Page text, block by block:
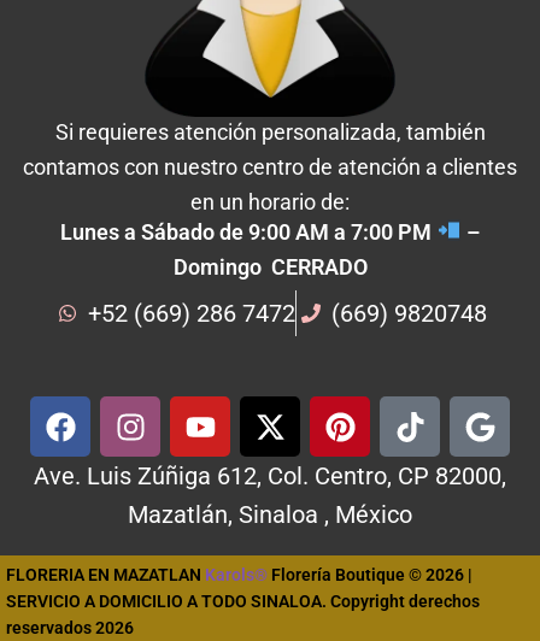
Si requieres atención personalizada, también
contamos con nuestro centro de atención a clientes
en un horario de:
Lunes a Sábado de 9:00 AM a 7:00 PM
–
Domingo CERRADO
+52 (669) 286 7472 (669) 9820748
Ave. Luis Zúñiga 612, Col. Centro, CP 82000,
Mazatlán, Sinaloa , México
FLORERIA EN MAZATLAN Karols® Florería Boutique © 2026 |
SERVICIO A DOMICILIO A TODO SINALOA. Copyright derechos
reservados 2026